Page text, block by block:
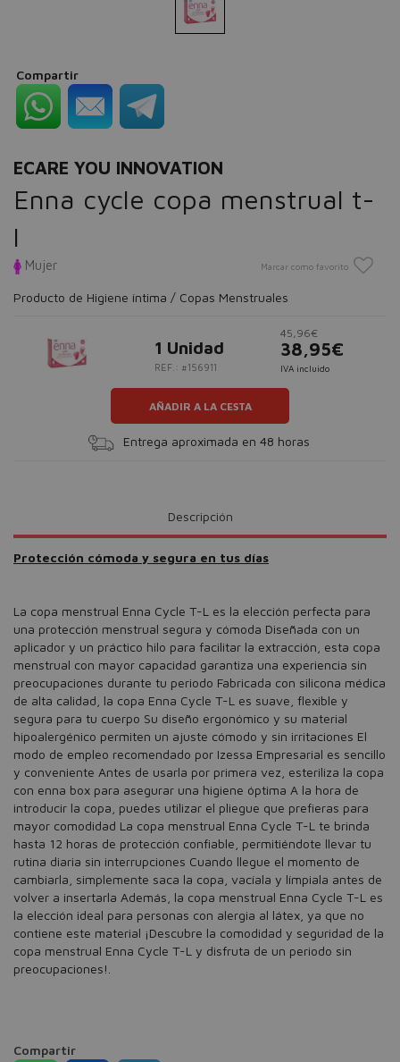
Compartir
ECARE YOU INNOVATION
Enna cycle copa menstrual t-
l
Mujer Marcar como favorito
Producto de Higiene íntima / Copas Menstruales
1 Unidad
REF.: #156911
45,96€
38,95€
IVA incluido
AÑADIR A LA CESTA
Entrega aproximada en 48 horas
Descripción
Protección cómoda y segura en tus días
La copa menstrual Enna Cycle T-L es la elección perfecta para
una protección menstrual segura y cómoda Diseñada con un
aplicador y un práctico hilo para facilitar la extracción, esta copa
menstrual con mayor capacidad garantiza una experiencia sin
preocupaciones durante tu periodo Fabricada con silicona médica
de alta calidad, la copa Enna Cycle T-L es suave, flexible y
segura para tu cuerpo Su diseño ergonómico y su material
hipoalergénico permiten un ajuste cómodo y sin irritaciones El
modo de empleo recomendado por Izessa Empresarial es sencillo
y conveniente Antes de usarla por primera vez, esteriliza la copa
con enna box para asegurar una higiene óptima A la hora de
introducir la copa, puedes utilizar el pliegue que prefieras para
mayor comodidad La copa menstrual Enna Cycle T-L te brinda
hasta 12 horas de protección confiable, permitiéndote llevar tu
rutina diaria sin interrupciones Cuando llegue el momento de
cambiarla, simplemente saca la copa, vacíala y límpiala antes de
volver a insertarla Además, la copa menstrual Enna Cycle T-L es
la elección ideal para personas con alergia al látex, ya que no
contiene este material ¡Descubre la comodidad y seguridad de la
copa menstrual Enna Cycle T-L y disfruta de un periodo sin
preocupaciones!.
Compartir